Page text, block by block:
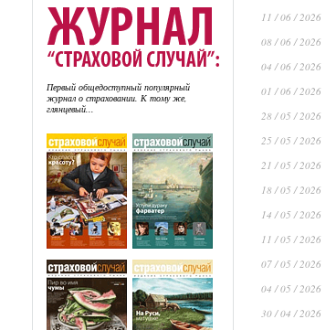
Первый общедоступный популярный
журнал о страховании. К тому же,
глянцевый...
11 / 06 / 2026
08 / 06 / 2026
04 / 06 / 2026
01 / 06 / 2026
28 / 05 / 2026
25 / 05 / 2026
21 / 05 / 2026
18 / 05 / 2026
14 / 05 / 2026
11 / 05 / 2026
07 / 05 / 2026
04 / 05 / 2026
30 / 04 / 2026